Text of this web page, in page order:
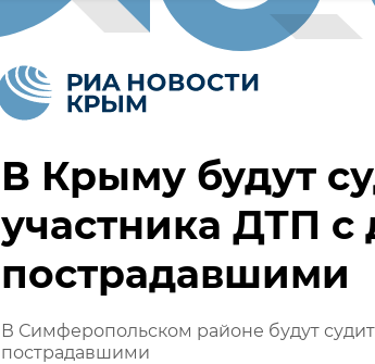
В Крыму будут
участника ДТП с
пострадавшими
В Симферопольском районе будут
пострадавшими